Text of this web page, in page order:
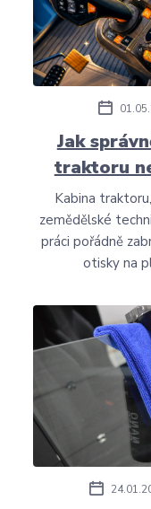
Jak
traktoru
Kabina
zemědělské
práci pořádně
otisky na